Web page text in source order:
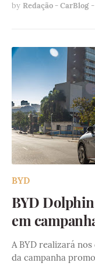
by Redação - CarBlog -
BYD
BYD Dolphin
em
A BYD realizará nos
da campanha